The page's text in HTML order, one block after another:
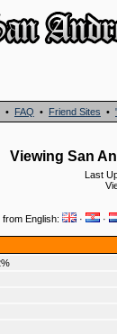
• FAQ • Friend Sites •
Viewing San
Last
English: · ·